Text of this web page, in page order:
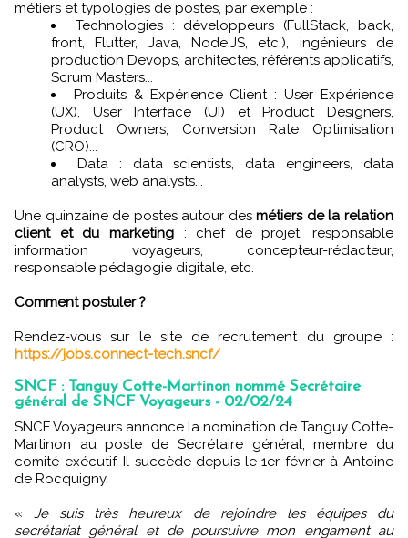
métiers et typologies de postes, par exemple :
Technologies : développeurs (FullStack, back,
front, Flutter, Java, Node.JS, etc.), ingénieurs de
production Devops, architectes, référents applicatifs,
Scrum Masters...
Produits & Expérience Client : User Expérience
(UX), User Interface (UI) et Product Designers,
Product Owners, Conversion Rate Optimisation
(CRO)...
Data : data scientists, data engineers, data
analysts, web analysts...
Une quinzaine de postes autour desmétiers de la relation
client et du marketing: chef de projet, responsable
information voyageurs, concepteur-rédacteur,
responsable pédagogie digitale, etc.
Comment postuler ?
Rendez-vous sur le site de recrutement du groupe :
https://jobs.connect-tech.sncf/
SNCF : Tanguy Cotte-Martinon nommé Secrétaire
général de SNCF Voyageurs - 02/02/24
SNCF Voyageurs annonce la nomination de Tanguy Cotte-
Martinon au poste de Secrétaire général, membre du
comité exécutif. Il succède depuis le 1er février à Antoine
de Rocquigny.
«Je suis très heureux de rejoindre les équipes du
secrétariat général et de poursuivre mon engament au